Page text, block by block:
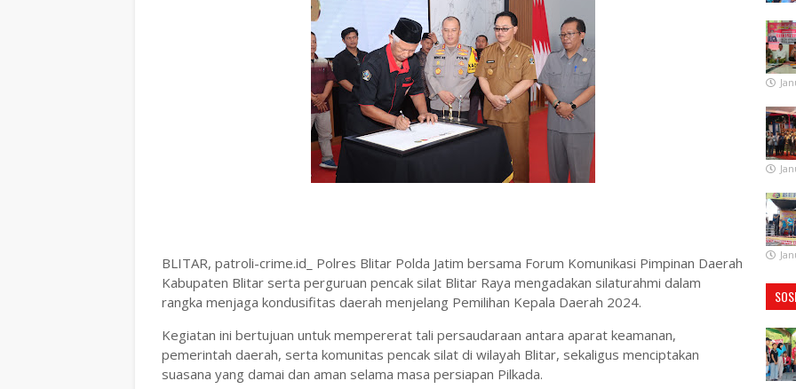
BLITAR, patroli-crime.id_ Polres Blitar Polda Jatim bersama Forum Komunikasi Pimpinan Daerah
Kabupaten Blitar serta perguruan pencak silat Blitar Raya mengadakan silaturahmi dalam
rangka menjaga kondusifitas daerah menjelang Pemilihan Kepala Daerah 2024.
Kegiatan ini bertujuan untuk mempererat tali persaudaraan antara aparat keamanan,
pemerintah daerah, serta komunitas pencak silat di wilayah Blitar, sekaligus menciptakan
suasana yang damai dan aman selama masa persiapan Pilkada.